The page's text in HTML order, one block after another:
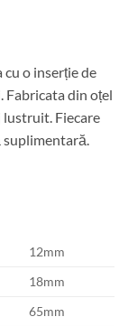
o inserție de
Fabricata din oțel
Fiecare
suplimentară.
12mm
18mm
65mm